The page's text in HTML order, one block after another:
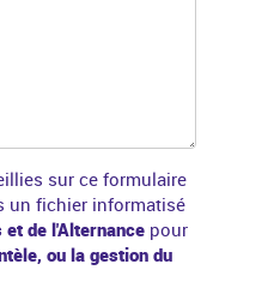
sur ce formulaire
un fichier informatisé
de l'Alternance pour
ou la gestion du